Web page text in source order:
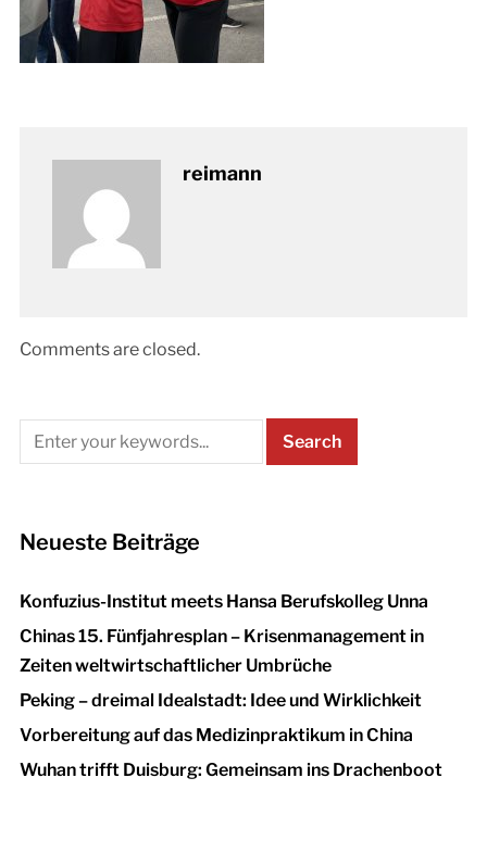
reimann
Comments are closed.
Neueste Beiträge
Konfuzius-Institut meets Hansa Berufskolleg Unna
Chinas 15. Fünfjahresplan – Krisenmanagement in
Zeiten weltwirtschaftlicher Umbrüche
Peking – dreimal Idealstadt: Idee und Wirklichkeit
Vorbereitung auf das Medizinpraktikum in China
Wuhan trifft Duisburg: Gemeinsam ins Drachenboot